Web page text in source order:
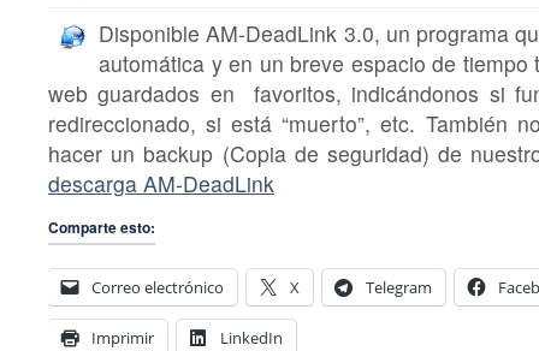
Disponible AM-DeadLink 3.0, un programa
automática y en un breve espacio de tiempo
web guardados en favoritos, indicándonos si
redireccionado, si está “muerto”, etc. También
hacer un backup (Copia de seguridad) de
descarga AM-DeadLink
Comparte esto:
Correo electrónico X Telegram
Imprimir LinkedIn